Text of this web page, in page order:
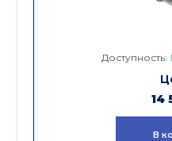
Доступность:
14
В